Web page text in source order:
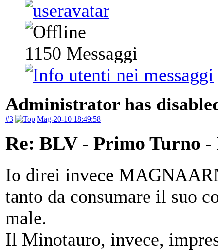
1150 Messaggi
Administrator has
#3 Mag-20-10 18:49:58
Re: BLV - Primo Turno
Io direi invece
tanto da consumare il suo
male.
Il Minotauro, invece,